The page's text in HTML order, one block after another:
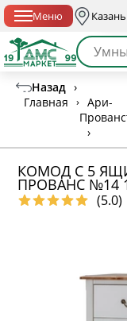
Меню Казань
Назад ›
Главная
› Ари-
Прованс
›
КОМОД С 5
ПРОВАНС №14
(5.0)